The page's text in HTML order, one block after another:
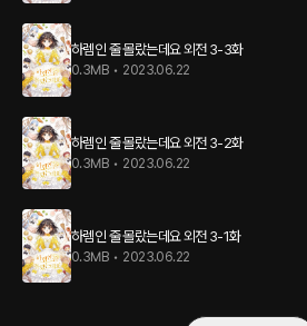
하렘인 줄 몰랐는데요 외전 3-3화
0.3MB • 2023.06.22
하렘인 줄 몰랐는데요 외전 3-2화
0.3MB • 2023.06.22
하렘인 줄 몰랐는데요 외전 3-1화
0.3MB • 2023.06.22